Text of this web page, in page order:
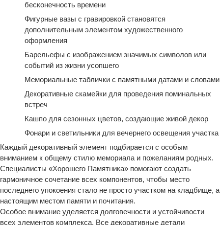
бесконечность времени
Фигурные вазы с гравировкой становятся
дополнительным элементом художественного
оформления
Барельефы с изображением значимых символов или
событий из жизни усопшего
Мемориальные таблички с памятными датами и словами
Декоративные скамейки для проведения поминальных
встреч
Кашпо для сезонных цветов, создающие живой декор
Фонари и светильники для вечернего освещения участка
Каждый декоративный элемент подбирается с особым
вниманием к общему стилю мемориала и пожеланиям родных.
Специалисты «Хорошего Памятника» помогают создать
гармоничное сочетание всех компонентов, чтобы место
последнего упокоения стало не просто участком на кладбище, а
настоящим местом памяти и почитания.
Особое внимание уделяется долговечности и устойчивости
всех элементов комплекса. Все декоративные детали